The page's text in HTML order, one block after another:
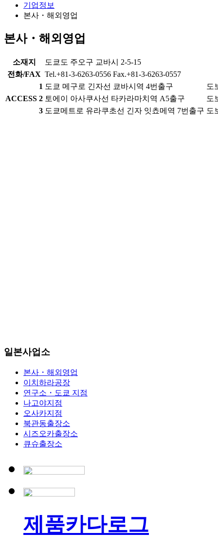
기업정보
본사・해외영업
본사・해외영업
소재지
도쿄도 주오구 교바시 2-5-15
전화/FAX Tel.+81-3-6263-0556 Fax.+81-3-6263-0557
ACCESS
1 도쿄 메구로 긴자선 쿄바시역 4번출구
도
2 토에이 아사쿠사선 타카라마치역 A5출구
도
3 도쿄메트로 유라쿠초선 긴자 잇쵸메역 7번출구 도
일본사업소
본사・해외영업
이치하라공장
연구소・도쿄 지점
나고야지점
오사카지점
북관동출장소
시즈오카출장소
큐슈출장소
제품카다로그